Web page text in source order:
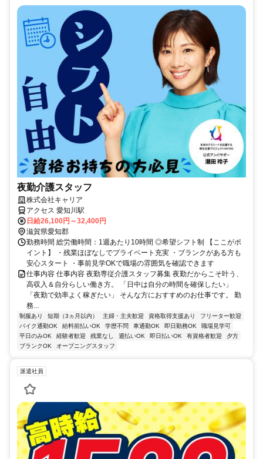
夜勤介護スタッフ
株式会社キャリア
アクセス 愛知川駅
日給26,100円～32,400円
滋賀県愛知郡
勤務時間 総労働時間：1週あたり10時間 ◎希望シフト制 【ここがポ
イント】 ・残業ほぼなしでプライベート充実 ・ブランクがある方も
安心スタート ・事前見学OKで職場の雰囲気を確認できます
仕事内容 仕事内容 夜勤専従介護スタッフ募集 夜勤だからこそ叶う、
高収入＆自分らしい働き方。 「日中は自分の時間を確保したい」
「夜勤で効率よく稼ぎたい」 そんな方におすすめのお仕事です。 勤
務...
制服あり 短期（3ヵ月以内） 主婦・主夫歓迎 資格取得支援あり
フリーター歓迎
バイク通勤OK
給料前払いOK 学歴不問 車通勤OK 即日勤務OK
職場見学可
平日のみOK
経験者歓迎 残業なし 週払いOK 即日払いOK 有資格者歓迎
夕方
ブランクOK
オープニングスタッフ
派遣社員